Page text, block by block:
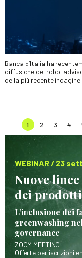
Banca d’Italia ha
diffusione dei robo-
della più recente
1 2 3 4
WEBINAR / 23
Nuove
dei
L’inclusione dei
greenwashing
governance
ZOOM MEETING
Offerte per iscrizioni